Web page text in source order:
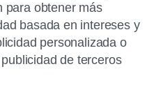
para obtener más
basada en intereses y
personalizada o
de terceros